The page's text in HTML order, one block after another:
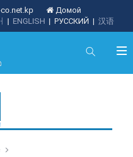
Домой
| 汉语
| РУССКИЙ
| ENGLISH